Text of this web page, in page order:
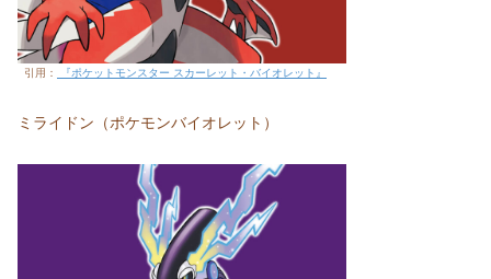
引用： 『ポケットモンスター スカーレット・バイオレット』
ミライドン（ポケモンバイオレット）